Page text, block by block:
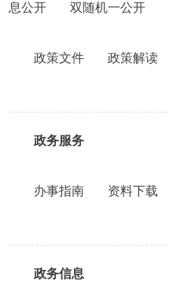
息公开
双随机一公开
政策文件 政策解读
政务服务
办事指南 资料下载
政务信息